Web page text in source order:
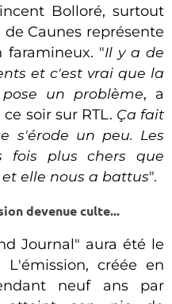
Bolloré, surtout
Caunes représente
faramineux. "Il y a de
et c'est vrai que la
un problème, a
soir sur RTL. Ça fait
s'érode un peu. Les
fois plus chers que
elle nous a battus".
devenue culte...
Journal" aura été le
L'émission, créée en
neuf ans par